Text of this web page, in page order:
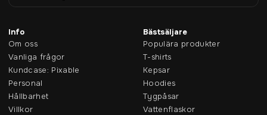
Info
Om oss
Vanliga frågor
Kundcase: Pixable
Personal
Hållbarhet
Villkor
Bästsäljare
Populära produkter
T-shirts
Kepsar
Hoodies
Tygpåsar
Vattenflaskor